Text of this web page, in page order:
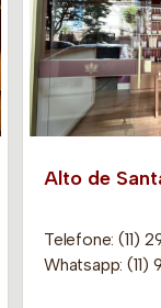
Alto de
Telefone: (11)
Whatsapp: (11)